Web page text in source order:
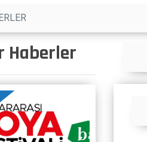
Haberler